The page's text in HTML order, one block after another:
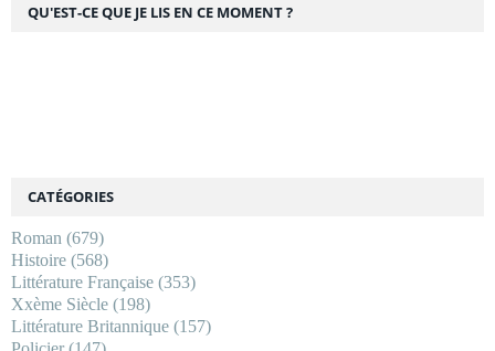
CATÉGORIES
Roman (679)
Histoire (568)
Littérature Française (353)
Xxème Siècle (198)
Littérature Britannique (157)
QU'EST-CE QUE JE LIS EN CE MOMENT ?